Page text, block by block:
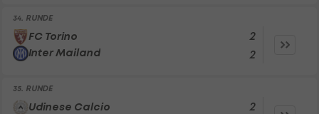
34. RUNDE
FC Torino
Inter Mailand
2
2
35. RUNDE
Udinese Calcio
2